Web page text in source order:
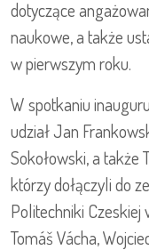
dotyczące
naukowe, a także
w pierwszym roku.
W spotkaniu
udział Jan
Sokołowski, a także
którzy dołączyli do
Politechniki
Tomáš Vácha,